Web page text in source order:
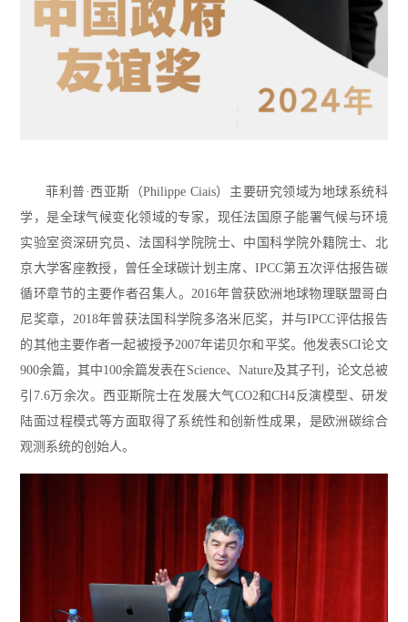
菲利普·西亚斯（Philippe Ciais）主要研究领域为地球系统科
学，是全球气候变化领域的专家，现任法国原子能署气候与环境
实验室资深研究员、法国科学院院士、中国科学院外籍院士、北
京大学客座教授，曾任全球碳计划主席、IPCC第五次评估报告碳
循环章节的主要作者召集人。2016年曾获欧洲地球物理联盟哥白
尼奖章，2018年曾获法国科学院多洛米厄奖，并与IPCC评估报告
的其他主要作者一起被授予2007年诺贝尔和平奖。他发表SCI论文
900余篇，其中100余篇发表在Science、Nature及其子刊，论文总被
引7.6万余次。西亚斯院士在发展大气CO2和CH4反演模型、研发
陆面过程模式等方面取得了系统性和创新性成果，是欧洲碳综合
观测系统的创始人。